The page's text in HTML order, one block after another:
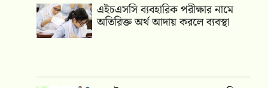
এইচএসসি ব্যবহারিক পরীক্ষার নামে
অতিরিক্ত অর্থ আদায় করলে ব্যবস্থা